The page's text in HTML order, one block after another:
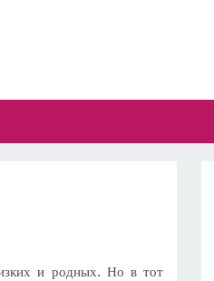
и родных. Но в тот